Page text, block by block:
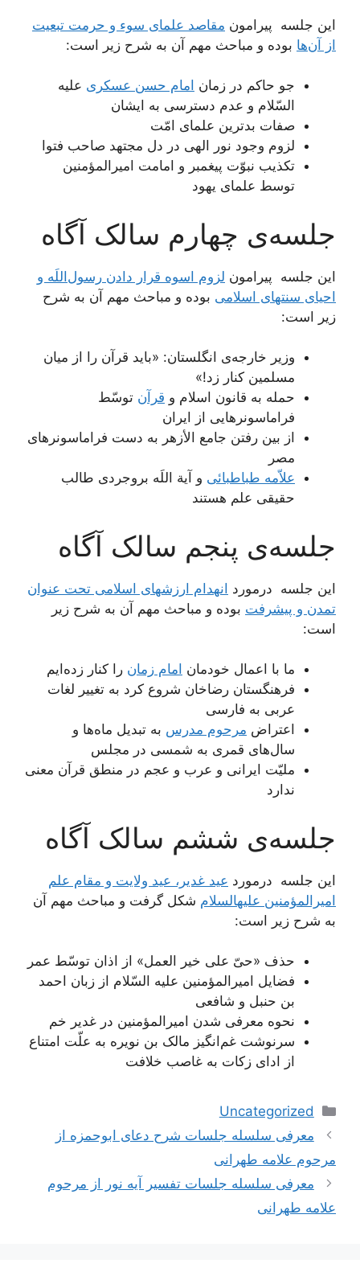
این جلسه پیرامون مقاصد علمای سوء و حرمت تبعیت
از آن‌ها بوده و مباحث مهم آن به شرح زیر است:
جو حاکم در زمان امام حسن عسکری علیه
السّلام و عدم دسترسی به ایشان
صفات بدترین علمای امّت
لزوم وجود نور الهی در دل مجتهد صاحب فتوا
تکذیب نبوّت پیغمبر و امامت امیرالمؤمنین
توسط علمای یهود
جلسه‌ی چهارم سالک آگاه
این جلسه پیرامون لزوم اسوه قرار دادن رسول‌اللَه و
احیاى سنت‏هاى اسلامى بوده و مباحث مهم آن به شرح
زیر است:
وزیر خارجه‌ی انگلستان: «باید قرآن را از میان
مسلمین کنار زد!»
حمله به قانون اسلام و قرآن توسّط
فراماسونرهایی از ایران
از بین رفتن جامع الأزهر به دست فراماسونرهای
مصر
علاّمه طباطبائی و آیة اللَه بروجردی طالب
حقیقی علم هستند
جلسه‌ی پنجم سالک آگاه
این جلسه درمورد انهدام ارزش‏هاى اسلامى تحت عنوان
تمدن و پیشرفت بوده و مباحث مهم آن به شرح زیر
است:
ما با اعمال خودمان امام زمان را کنار زده‌ایم
فرهنگستان رضاخان شروع کرد به تغییر لغات
عربی به فارسی
اعتراض مرحوم مدرس به تبدیل ماه‌ها و
سال‌های قمری به شمسی در مجلس
ملیّت ایرانی و عرب و عجم در منطق قرآن معنی
ندارد
جلسه‌ی ششم سالک آگاه
این جلسه درمورد عید غدیر، عید ولایت و مقام علم
امیرالمؤمنین علیه‏السلام شکل گرفت و مباحث مهم آن
به شرح زیر است:
حذف «حیّ علی خیر العمل» از اذان توسّط عمر
فضایل امیرالمؤمنین علیه السّلام از زبان احمد
بن حنبل و شافعی
نحوه معرفی شدن امیرالمؤمنین در غدیر خم
سرنوشت غم‌انگیز مالک بن نویره به علّت امتناع
از ادای زکات به غاصب خلافت
دسته‌ها
Uncategorized
معرفی سلسله جلسات شرح دعای ابوحمزه از
مرحوم علامه طهرانی
معرفی سلسله جلسات تفسیر آیه نور از مرحوم
علامه طهرانی